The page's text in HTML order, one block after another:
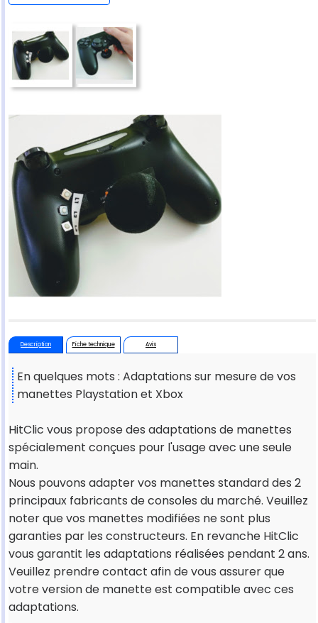
Description Fiche technique Avis
En quelques mots : Adaptations sur mesure de vos
manettes Playstation et Xbox
HitClic vous propose des adaptations de manettes
spécialement conçues pour l'usage avec une seule
main.
Nous pouvons adapter vos manettes standard des 2
principaux fabricants de consoles du marché. Veuillez
noter que vos manettes modifiées ne sont plus
garanties par les constructeurs. En revanche HitClic
vous garantit les adaptations réalisées pendant 2 ans.
Veuillez prendre contact afin de vous assurer que
votre version de manette est compatible avec ces
adaptations.